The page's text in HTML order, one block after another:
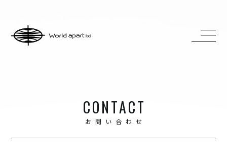
CONTACT
お問い合わせ